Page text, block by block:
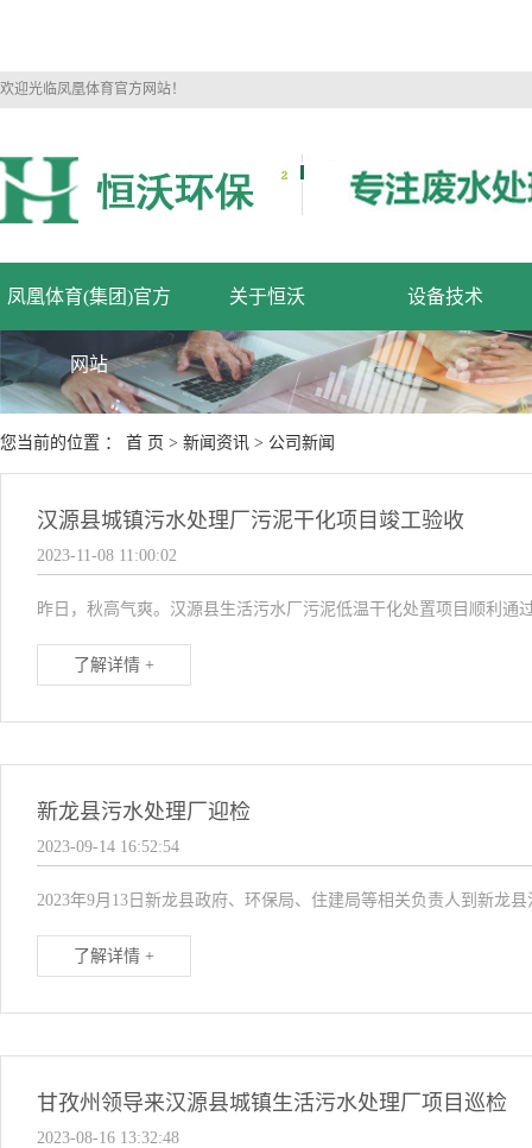
欢迎光临凤凰体育官方网站！
凤凰体育(集团)官方
网站
关于恒沃 设备技术
您当前的位置 ： 首 页 > 新闻资讯 > 公司新闻
汉源县城镇污水处理厂污泥干化项目竣工验收
2023-11-08 11:00:02
昨日，秋高气爽。汉源县生活污水厂污泥低温干化处置项目顺利
了解详情 +
新龙县污水处理厂迎检
2023-09-14 16:52:54
2023年9月13日新龙县政府、环保局、住建局等相关负责人到新龙
了解详情 +
甘孜州领导来汉源县城镇生活污水处理厂项目巡检
2023-08-16 13:32:48